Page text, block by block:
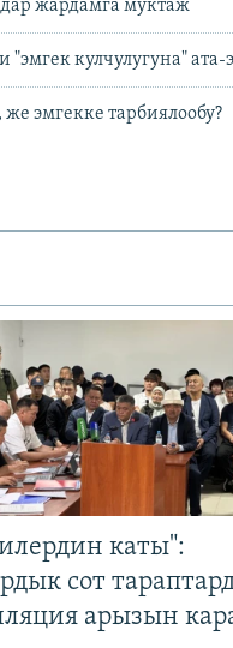
жардамга муктаж
"эмгек кулчулугуна"
эмгекке тарбиялообу?
каты":
сот
арызын